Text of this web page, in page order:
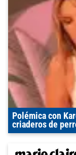
Polémica con
criaderos de